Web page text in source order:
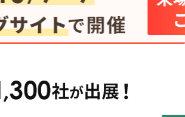
ス＆ビューティグ